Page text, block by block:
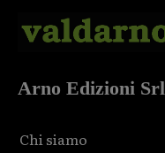
Arno Edizioni Srl
Chi siamo